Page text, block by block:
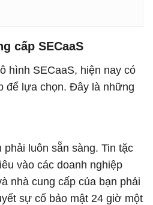
cấp SECaaS
hình SECaaS, hiện nay có
để lựa chọn. Đây là những
phải luôn sẵn sàng. Tin tặc
vào các doanh nghiệp
nhà cung cấp của bạn phải
sự cố bảo mật 24 giờ một